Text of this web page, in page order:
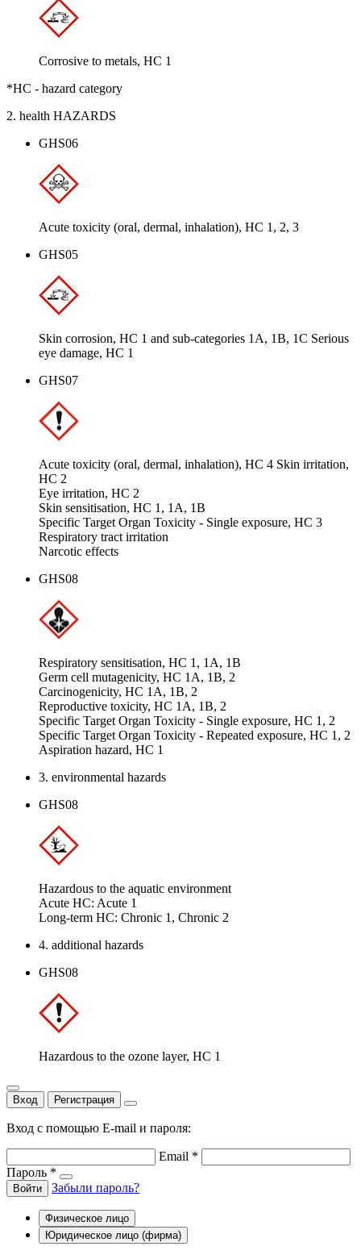
Corrosive to metals, HC 1
*HC - hazard category
2. health HAZARDS
GHS06
Acute toxicity (oral, dermal, inhalation), HC 1, 2, 3
GHS05
Skin corrosion, HC 1 and sub-categories 1A, 1B, 1C Serious
eye damage, HC 1
GHS07
Acute toxicity (oral, dermal, inhalation), HC 4 Skin irritation,
HC 2
Eye irritation, HC 2
Skin sensitisation, HC 1, 1A, 1B
Specific Target Organ Toxicity - Single exposure, HC 3
Respiratory tract irritation
Narcotic effects
GHS08
Respiratory sensitisation, HC 1, 1A, 1B
Germ cell mutagenicity, HC 1A, 1B, 2
Carcinogenicity, HC 1A, 1B, 2
Reproductive toxicity, HC 1A, 1B, 2
Specific Target Organ Toxicity - Single exposure, HC 1, 2
Specific Target Organ Toxicity - Repeated exposure, HC 1, 2
Aspiration hazard, HC 1
3. environmental hazards
GHS08
Hazardous to the aquatic environment
Acute HC: Acute 1
Long-term HC: Chronic 1, Chronic 2
4. additional hazards
GHS08
Hazardous to the ozone layer, HC 1
Вход Регистрация
Вход с помощью E-mail и пароля:
Email *
Пароль *
Войти Забыли пароль?
Физическое лицо
Юридическое лицо (фирма)